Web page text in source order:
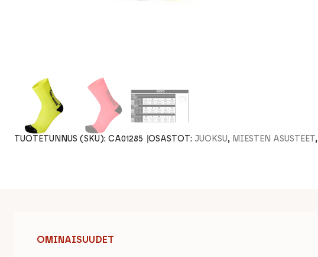
TUOTETUNNUS (SKU): CA01285 OSASTOT:JUOKSU, MIESTEN ASUSTEET,
OMINAISUUDET